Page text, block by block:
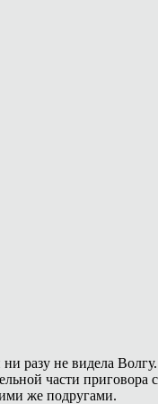
разу не видела
части приговора
же подругами.